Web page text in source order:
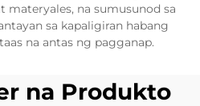
materyales, na sumusunod sa
sa kapaligiran habang
na antas ng pagganap.
na Produkto